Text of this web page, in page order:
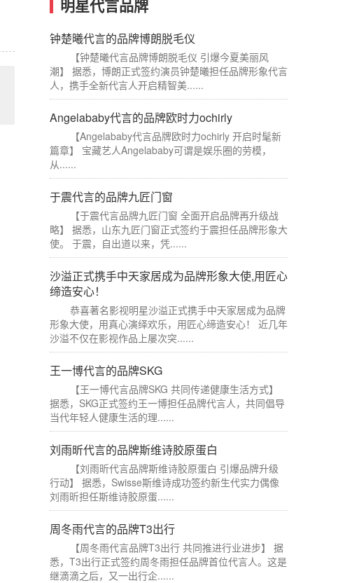
明星代言品牌
钟楚曦代言的品牌博朗脱毛仪
【钟楚曦代言品牌博朗脱毛仪 引爆今夏美丽风
潮】 据悉，博朗正式签约演员钟楚曦担任品牌形象代言
人，携手全新代言人开启精智美......
Angelababy代言的品牌欧时力ochirly
【Angelababy代言品牌欧时力ochirly 开启时髦新
篇章】 宝藏艺人Angelababy可谓是娱乐圈的劳模，
从......
于震代言的品牌九匠门窗
【于震代言品牌九匠门窗 全面开启品牌再升级战
略】 据悉，山东九匠门窗正式签约于震担任品牌形象大
使。 于震，自出道以来，凭......
沙溢正式携手中天家居成为品牌形象大使,用匠心
缔造安心！
恭喜著名影视明星沙溢正式携手中天家居成为品牌
形象大使，用真心演绎欢乐，用匠心缔造安心！ 近几年
沙溢不仅在影视作品上屡次突......
王一博代言的品牌SKG
【王一博代言品牌SKG 共同传递健康生活方式】
据悉，SKG正式签约王一博担任品牌代言人，共同倡导
当代年轻人健康生活的理......
刘雨昕代言的品牌斯维诗胶原蛋白
【刘雨昕代言品牌斯维诗胶原蛋白 引爆品牌升级
行动】 据悉，Swisse斯维诗成功签约新生代实力偶像
刘雨昕担任斯维诗胶原蛋......
周冬雨代言的品牌T3出行
【周冬雨代言品牌T3出行 共同推进行业进步】 据
悉，T3出行正式签约周冬雨担任品牌首位代言人。这是
继滴滴之后，又一出行企......